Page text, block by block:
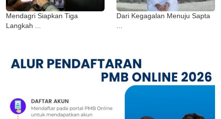
Mendagri Siapkan Tiga
Langkah ...
Dari Kegagalan Menuju Sapta